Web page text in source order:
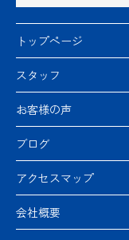
トップページ
スタッフ
お客様の声
ブログ
アクセスマップ
会社概要